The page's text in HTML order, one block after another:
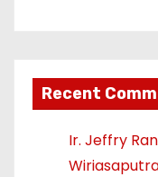
Recent
Ir. Jeffry